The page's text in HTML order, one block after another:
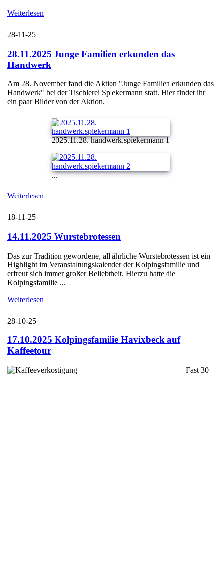
Weiterlesen
28-11-25
28.11.2025 Junge Familien erkunden das
Handwerk
Am 28. November fand die Aktion "Junge Familien erkunden das
Handwerk" bei der Tischlerei Spiekermann statt. Hier findet ihr
ein paar Bilder von der Aktion.
2025.11.28. handwerk.spiekermann 1
...
Weiterlesen
18-11-25
14.11.2025 Wurstebrotessen
Das zur Tradition gewordene, alljährliche Wurstebrotessen ist ein
Highlight im Veranstaltungskalender der Kolpingsfamilie und
erfreut sich immer großer Beliebtheit. Hierzu hatte die
Kolpingsfamilie ...
Weiterlesen
28-10-25
17.10.2025 Kolpingsfamilie Havixbeck auf
Kaffeetour
Fast 30